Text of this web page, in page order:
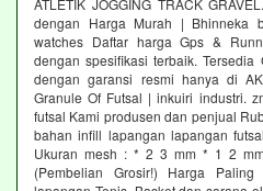
ATLETIK JOGGING TRACK
dengan Harga Murah | Bhinneka
watches Daftar harga Gps &
dengan spesifikasi terbaik.
dengan garansi resmi hanya di
Granule Of Futsal | inkuiri industri.
futsal Kami produsen dan penjual
bahan infill lapangan lapangan
Ukuran mesh : * 2 3 mm * 1 2
(Pembelian Grosir!) Harga